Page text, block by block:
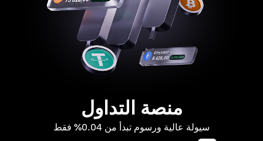
منصة التداول
سيولة عالية ورسوم تبدأ من 0.04% فقط